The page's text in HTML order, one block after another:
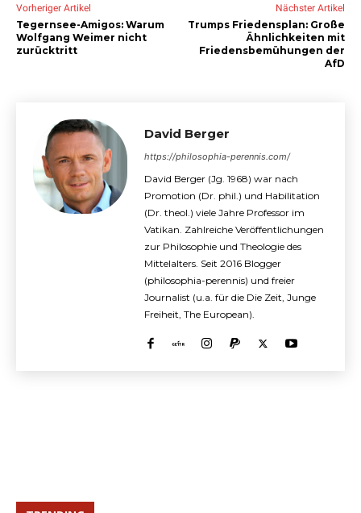
Vorheriger Artikel
Tegernsee-Amigos: Warum
Wolfgang Weimer nicht
zurücktritt
Nächster Artikel
Trumps Friedensplan: Große
Ähnlichkeiten mit
Friedensbemühungen der
AfD
David Berger
https://philosophia-perennis.com/
David Berger (Jg. 1968) war nach
Promotion (Dr. phil.) und Habilitation
(Dr. theol.) viele Jahre Professor im
Vatikan. Zahlreiche Veröffentlichungen
zur Philosophie und Theologie des
Mittelalters. Seit 2016 Blogger
(philosophia-perennis) und freier
Journalist (u.a. für die Die Zeit, Junge
Freiheit, The European).